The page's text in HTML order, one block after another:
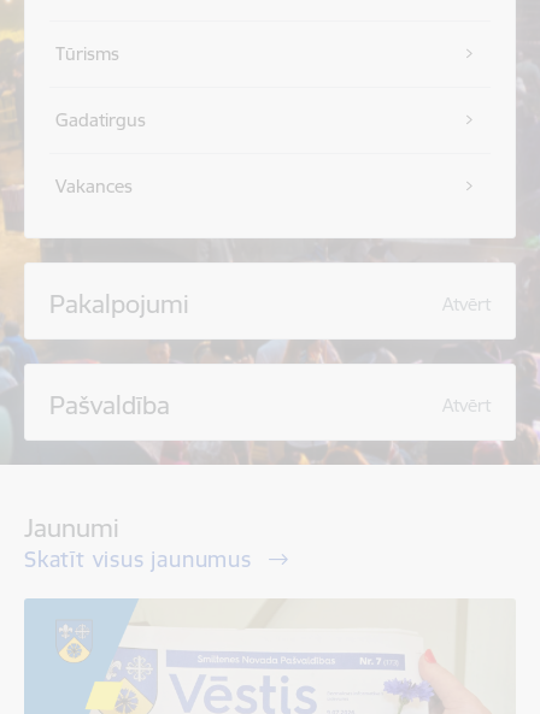
Tūrisms
Gadatirgus
Vakances
Pakalpojumi Atvērt
Pašvaldība Atvērt
Jaunumi
Skatīt visus jaunumus